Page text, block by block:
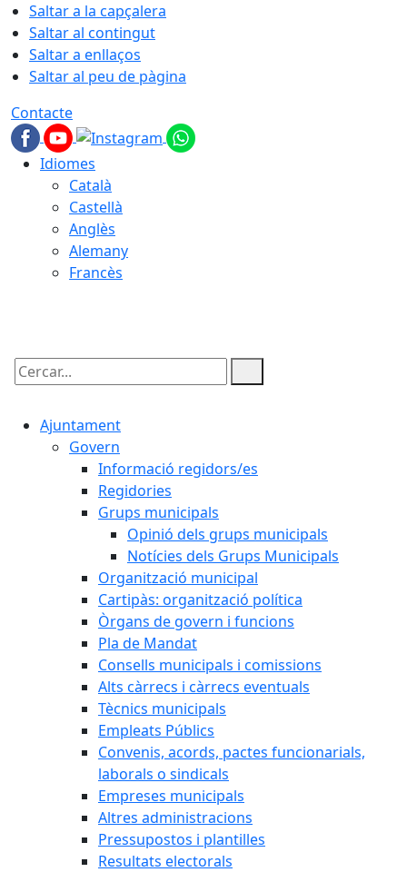
Saltar a la capçalera
Saltar al contingut
Saltar a enllaços
Saltar al peu de pàgina
Contacte
Idiomes
Català
Castellà
Anglès
Alemany
Francès
Cercar:
Ajuntament
Govern
Informació regidors/es
Regidories
Grups municipals
Opinió dels grups municipals
Notícies dels Grups Municipals
Organització municipal
Cartipàs: organització política
Òrgans de govern i funcions
Pla de Mandat
Consells municipals i comissions
Alts càrrecs i càrrecs eventuals
Tècnics municipals
Empleats Públics
Convenis, acords, pactes funcionarials,
laborals o sindicals
Empreses municipals
Altres administracions
Pressupostos i plantilles
Resultats electorals